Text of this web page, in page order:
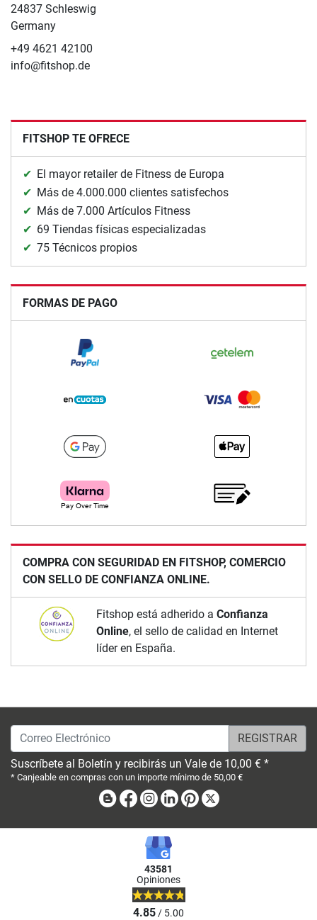
24837 Schleswig
Germany
+49 4621 42100
info@fitshop.de
FITSHOP TE OFRECE
El mayor retailer de Fitness de Europa
Más de 4.000.000 clientes satisfechos
Más de 7.000 Artículos Fitness
69 Tiendas físicas especializadas
75 Técnicos propios
FORMAS DE PAGO
COMPRA CON SEGURIDAD EN FITSHOP, COMERCIO
CON SELLO DE CONFIANZA ONLINE.
Fitshop está adherido a Confianza
Online, el sello de calidad en Internet
líder en España.
Correo Electrónico
Suscríbete al Boletín y recibirás un Vale de 10,00 € *
* Canjeable en compras con un importe mínimo de 50,00 €
BlogFacebook
Instagram
LinkedinPinterest
43581
Opiniones
4.85/ 5.00